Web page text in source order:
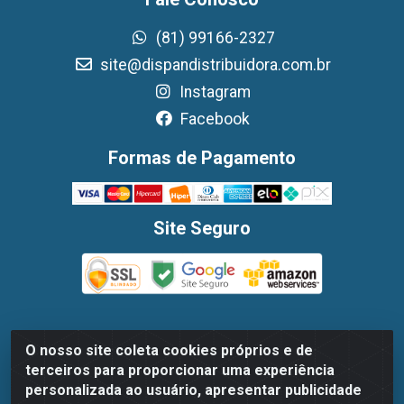
O nosso site coleta cookies próprios e de
terceiros para proporcionar uma experiência
personalizada ao usuário, apresentar publicidade
(81) 99166-2327
site@dispandistribuidora.com.br
Instagram
Facebook
Formas de Pagamento
Site Seguro
Dispan Distribuidora de Alimentos LTDA - Avenida
Marechal Mascarenhas De Moraes, 1048- Imbiribeira,
Recife/PE - CEP 51.170-000 - CNPJ 30.779.584/0003-78